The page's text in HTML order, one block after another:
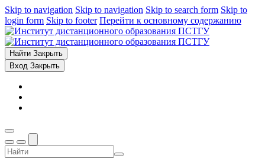
Skip to navigation Skip to navigation Skip to search form Skip to
login form Skip to footer Перейти к основному содержанию
Найти Закрыть
Вход Закрыть